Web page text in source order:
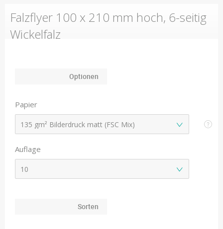
Falzflyer 100 x 210 mm hoch, 6-seitig
Wickelfalz
Optionen
Papier
Auflage
Sorten